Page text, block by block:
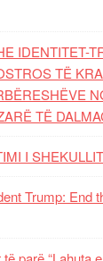
IDENTITET-
TË
TË
I
Trump: End